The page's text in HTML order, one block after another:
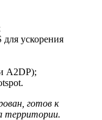
ускорения
A2DP);
готов к
территории.